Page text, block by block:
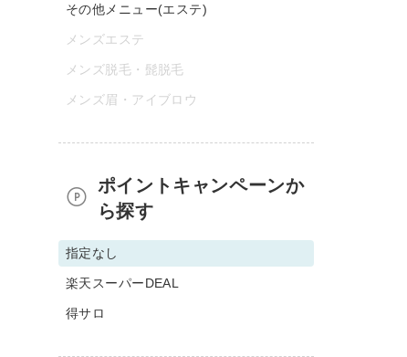
その他メニュー(エステ)
メンズエステ
メンズ脱毛・髭脱毛
メンズ眉・アイブロウ
ポイントキャンペーンか
ら探す
指定なし
楽天スーパーDEAL
得サロ